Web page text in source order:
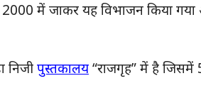
2000 में जाकर यह विभाजन किया
निजीपुस्तकालय“राजगृह” में है